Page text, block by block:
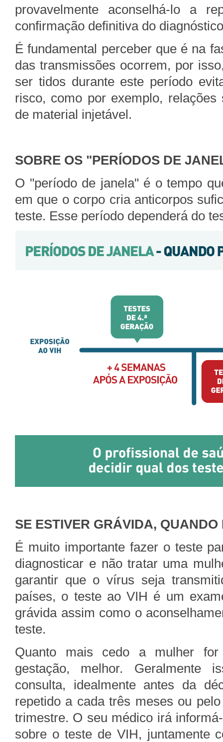
provavelmente aconselhá-lo a
confirmação definitiva do
É fundamental perceber que é na
das transmissões ocorrem, por
ser tidos durante este período
risco, como por exemplo,
de material injetável.
SOBRE OS "PERÍODOS DE
O "período de janela" é o tempo
em que o corpo cria anticorpos
teste. Esse período dependerá do
SE ESTIVER GRÁVIDA,
É muito importante fazer o teste
diagnosticar e não tratar uma
garantir que o vírus seja
países, o teste ao VIH é um
grávida assim como o
teste.
Quanto mais cedo a mulher
gestação, melhor. Geralmente
consulta, idealmente antes da
repetido a cada três meses ou
trimestre. O seu médico irá
sobre o teste de VIH, juntamente